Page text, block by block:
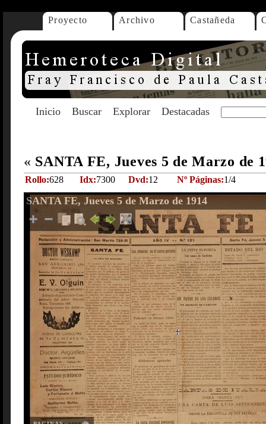
Proyecto Archivo Castañeda
Inicio Buscar Explorar Destacadas
« SANTA FE, Jueves 5 de Marzo de
Rollo:628 Idx:7300 Dvd:12 Nº Páginas:1/4
SANTA FE, Jueves 5 de Marzo de 1914